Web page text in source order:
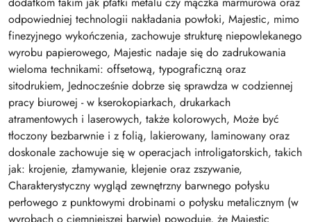
odpowiedniej technologii nakładania powłoki, Majestic, mimo
finezyjnego wykończenia, zachowuje strukturę niepowlekanego
wyrobu papierowego, Majestic nadaje się do zadrukowania
wieloma technikami: offsetową, typograficzną oraz
sitodrukiem, Jednocześnie dobrze się sprawdza w codziennej
pracy biurowej - w kserokopiarkach, drukarkach
atramentowych i laserowych, także kolorowych, Może być
tłoczony bezbarwnie i z folią, lakierowany, laminowany oraz
doskonale zachowuje się w operacjach introligatorskich, takich
jak: krojenie, złamywanie, klejenie oraz zszywanie,
Charakterystyczny wygląd zewnętrzny barwnego połysku
perłowego z punktowymi drobinami o połysku metalicznym (w